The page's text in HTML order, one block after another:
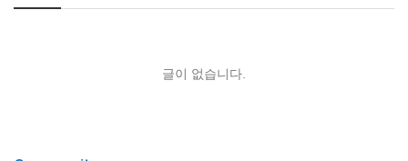
글이 없습니다.